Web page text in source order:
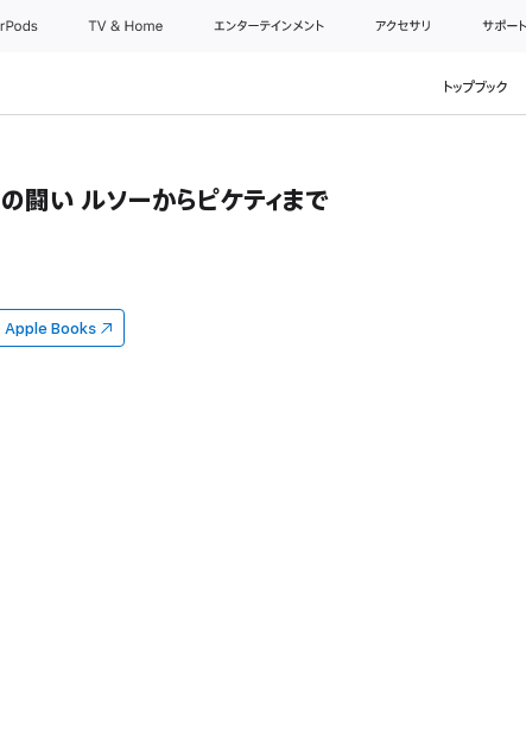
TV & Home エンターテインメント アクセサリ サポート
トップブック
闘い ルソーからピケティまで
Apple Books